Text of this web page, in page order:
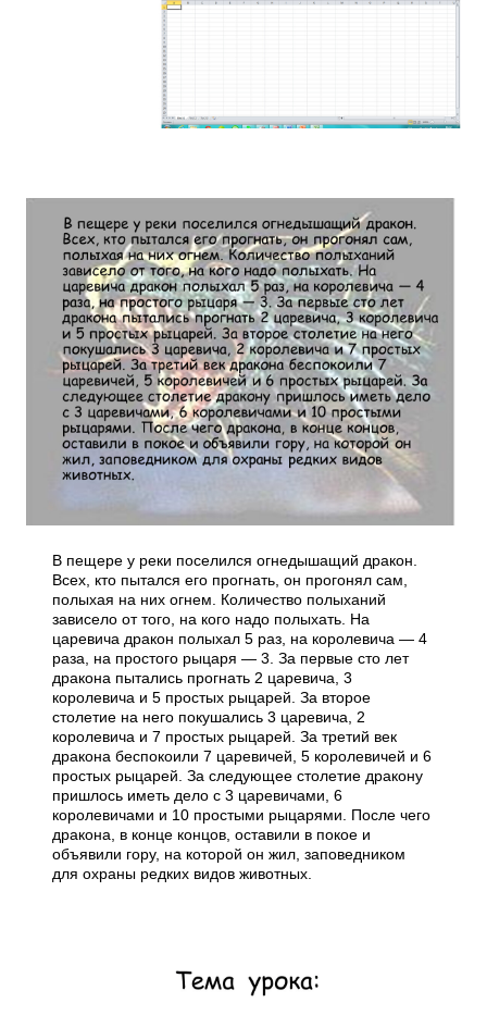
В пещере у реки поселился огнедышащий дракон.
Всех, кто пытался его прогнать, он прогонял сам,
полыхая на них огнем. Количество полыханий
зависело от того, на кого надо полыхать. На
царевича дракон полыхал 5 раз, на королевича — 4
раза, на простого рыцаря — 3. За первые сто лет
дракона пытались прогнать 2 царевича, 3
королевича и 5 простых рыцарей. За второе
столетие на него покушались 3 царевича, 2
королевича и 7 простых рыцарей. За третий век
дракона беспокоили 7 царевичей, 5 королевичей и 6
простых рыцарей. За следующее столетие дракону
пришлось иметь дело с 3 царевичами, 6
королевичами и 10 простыми рыцарями. После чего
дракона, в конце концов, оставили в покое и
объявили гору, на которой он жил, заповедником
для охраны редких видов животных.